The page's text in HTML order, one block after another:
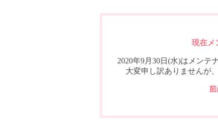
現在メ
2020年9月30日(水)はメンテ
大変申し訳ありませんが
前